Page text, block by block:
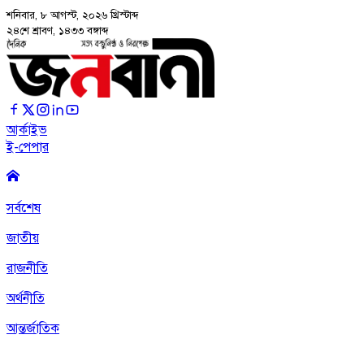
শনিবার, ৮ আগস্ট, ২০২৬ খ্রিস্টাব্দ
২৪শে শ্রাবণ, ১৪৩৩ বঙ্গাব্দ
আর্কাইভ
ই-পেপার
সর্বশেষ
জাতীয়
রাজনীতি
অর্থনীতি
আন্তর্জাতিক